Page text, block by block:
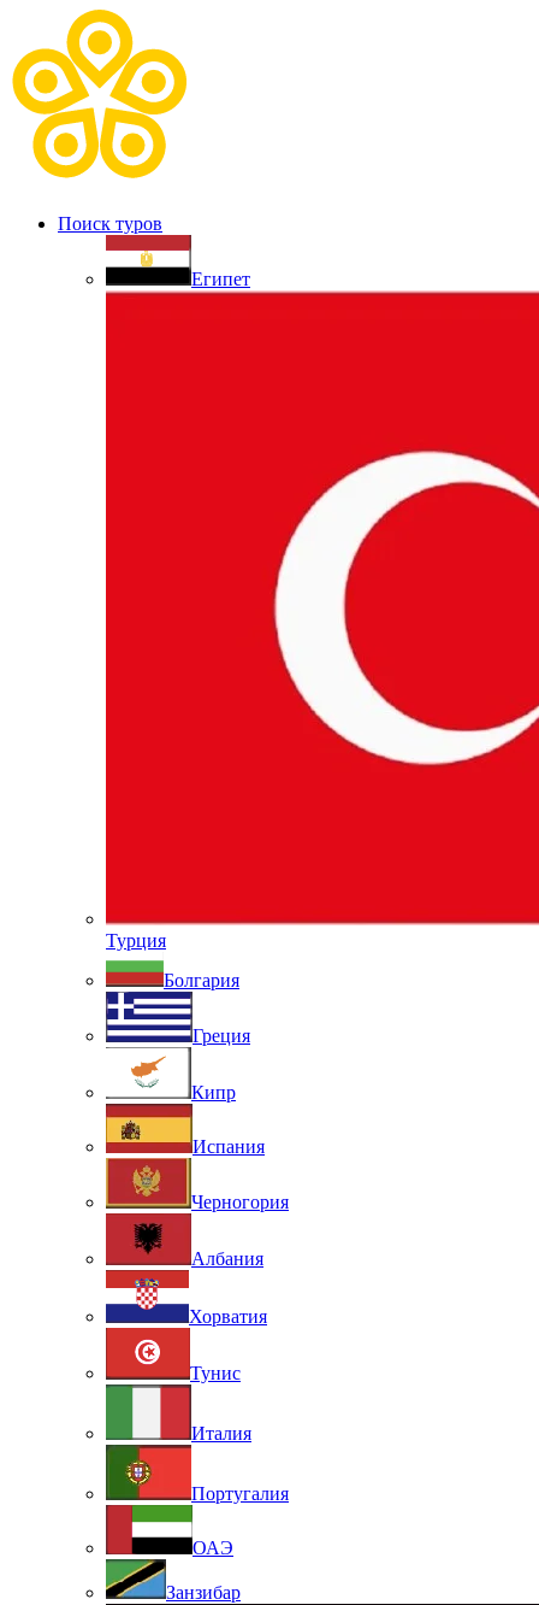
Поиск туров
Египет
Турция
Болгария
Греция
Кипр
Испания
Черногория
Албания
Хорватия
Тунис
Италия
Португалия
ОАЭ
Занзибар